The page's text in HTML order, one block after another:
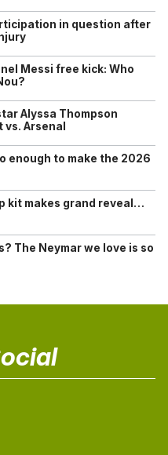
in question after
Messi free kick: Who
Alyssa Thompson
Arsenal
enough to make the 2026
kit makes grand reveal…
The Neymar we love is so